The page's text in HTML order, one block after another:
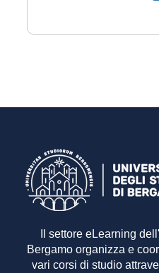
Il settore eLearning
Bergamo organizza e
vari corsi di studio